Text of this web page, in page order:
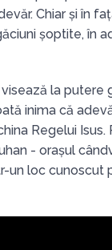
Chiar și în
șoptite, în
la putere
inima că
Regelui Isus.
- orașul
un loc cunoscut